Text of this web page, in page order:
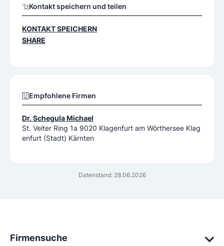
Datenstand: 28.06.2026
Kontakt speichern und teilen
KONTAKT SPEICHERN
SHARE
Empfohlene Firmen
Dr. Schegula Michael
St. Veiter Ring 1a 9020 Klagenfurt am Wörthersee Klag
enfurt (Stadt) Kärnten
Firmensuche